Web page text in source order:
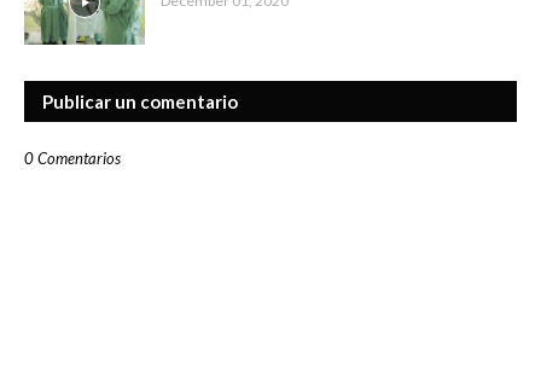
Publicar un comentario
0 Comentarios